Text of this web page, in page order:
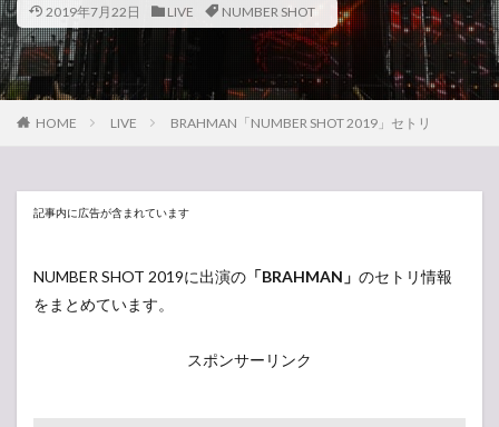
2019年7月22日 LIVE NUMBER SHOT
HOME LIVE BRAHMAN「NUMBER SHOT 2019」セトリ
記事内に広告が含まれています
NUMBER SHOT 2019に出演の 「BRAHMAN」 のセトリ情報
をまとめています。
スポンサーリンク